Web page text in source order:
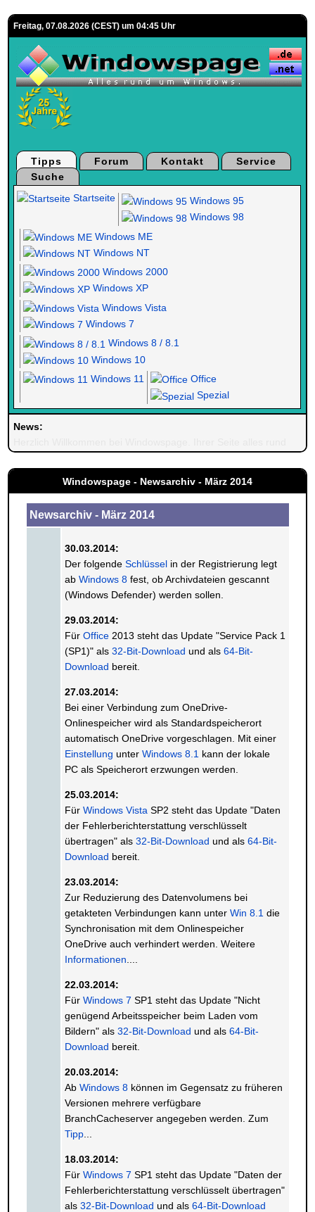
Freitag, 07.08.2026 (CEST) um 04:45 Uhr
Tipps Forum Kontakt
Service
Suche
Startseite
Windows 95
Windows 98
Windows ME
Windows NT
Windows 2000
Windows XP
Windows Vista
Windows 7
Windows 8 / 8.1
Windows 10
Windows 11
Office
Spezial
News:
Windowspage - Newsarchiv - März 2014
Newsarchiv - März 2014
30.03.2014:
Der folgende Schlüsselin der Registrierung legt
ab Windows 8fest, ob Archivdateien gescannt
(Windows Defender) werden sollen.
29.03.2014:
Für Office2013 steht das Update "Service Pack 1
(SP1)" als 32-Bit-Download und als 64-Bit-
Download bereit.
27.03.2014:
Bei einer Verbindung zum OneDrive-
Onlinespeicher wird als Standardspeicherort
automatisch OneDrive vorgeschlagen. Mit einer
Einstellung unter Windows 8.1 kann der lokale
PC als Speicherort erzwungen werden.
25.03.2014:
Für Windows Vista SP2 steht das Update "Daten
der Fehlerberichterstattung verschlüsselt
übertragen" als 32-Bit-Download und als 64-Bit-
Download bereit.
23.03.2014:
Zur Reduzierung des Datenvolumens bei
getakteten Verbindungen kann unter Win 8.1 die
Synchronisation mit dem Onlinespeicher
OneDrive auch verhindert werden. Weitere
Informationen
22.03.2014:
Für Windows 7 SP1 steht das Update "Nicht
genügend Arbeitsspeicher beim Laden vom
Bildern" als 32-Bit-Download und als 64-Bit-
Download bereit.
20.03.2014:
Ab Windows 8können im Gegensatz zu früheren
Versionen mehrere verfügbare
BranchCacheserver angegeben werden. Zum
Tipp...
18.03.2014:
Für Windows 7 SP1 steht das Update "Daten der
Fehlerberichterstattung verschlüsselt übertragen"
als 32-Bit-Download und als 64-Bit-Download